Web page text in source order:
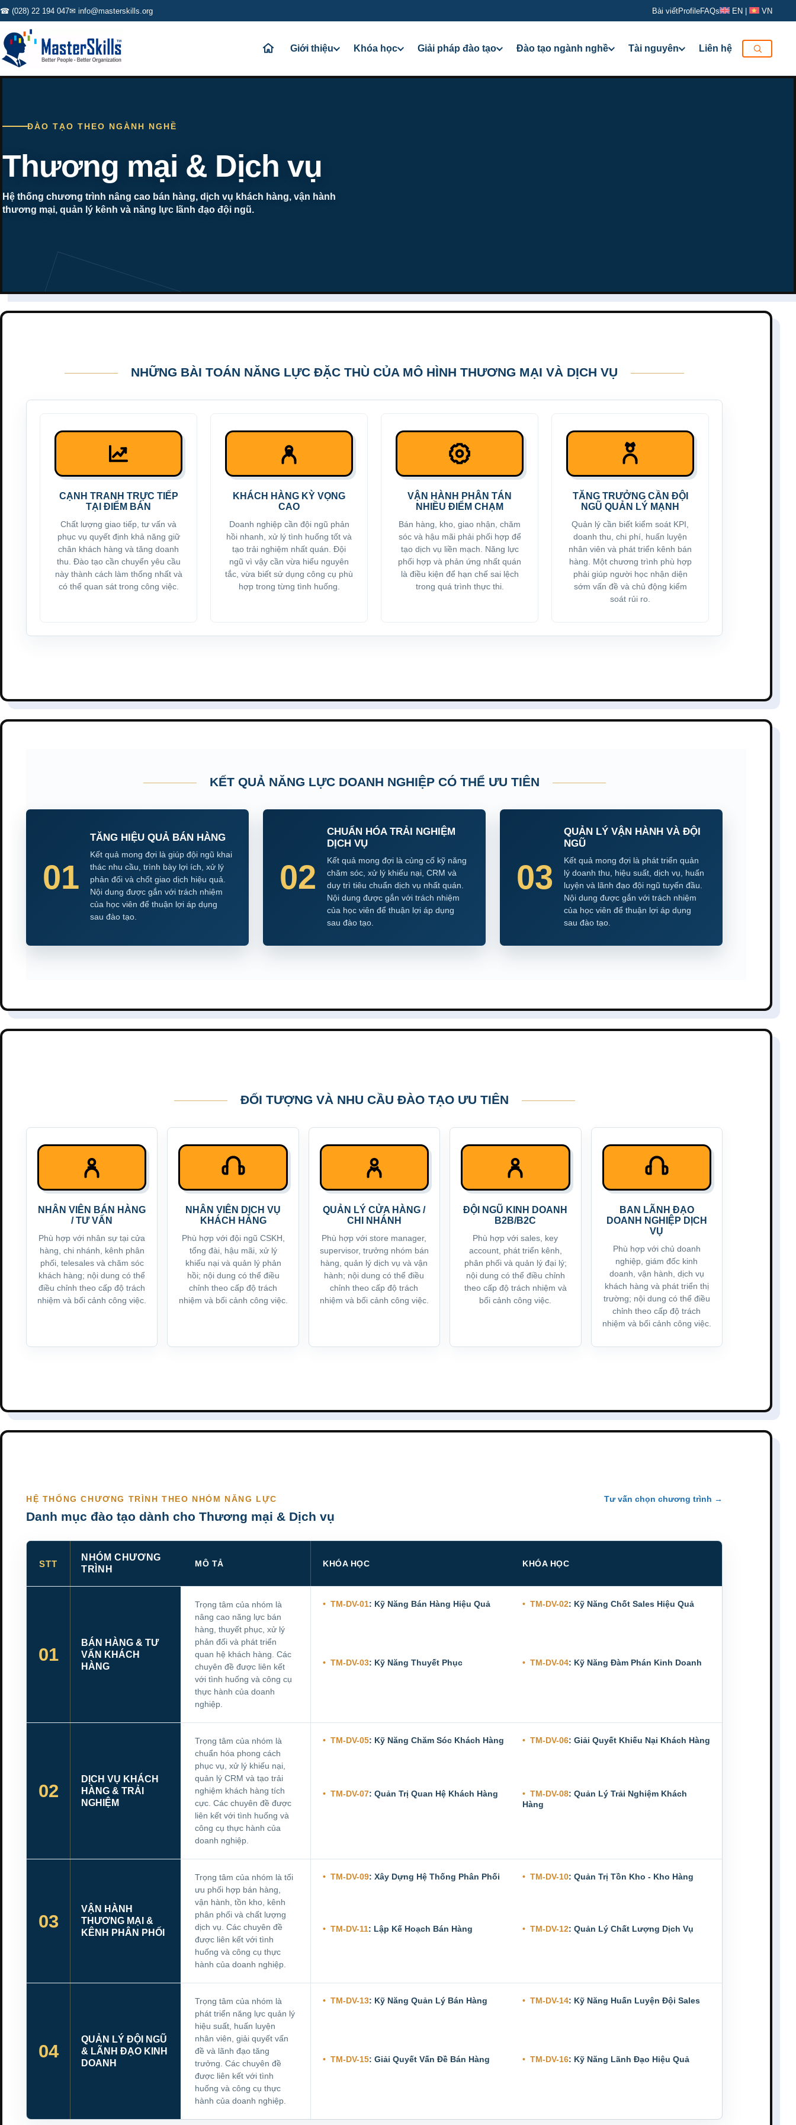
☎ (028) 22 194 047✉ info@masterskills.org Bài viếtProfileFAQs EN | VN
Giới thiệu Khóa học Giải pháp đào tạo Đào tạo ngành nghề Tài nguyên Liên hệ
ĐÀO TẠO THEO NGÀNH NGHỀ
Thương mại & Dịch vụ
Hệ thống chương trình nâng cao bán hàng, dịch vụ khách hàng, vận hành
thương mại, quản lý kênh và năng lực lãnh đạo đội ngũ.
NHỮNG BÀI TOÁN NĂNG LỰC ĐẶC THÙ CỦA MÔ HÌNH THƯƠNG MẠI VÀ DỊCH VỤ
CẠNH TRANH TRỰC TIẾP
TẠI ĐIỂM BÁN
Chất lượng giao tiếp, tư vấn và
phục vụ quyết định khả năng giữ
chân khách hàng và tăng doanh
thu. Đào tạo cần chuyển yêu cầu
này thành cách làm thống nhất và
có thể quan sát trong công việc.
KHÁCH HÀNG KỲ VỌNG
CAO
Doanh nghiệp cần đội ngũ phản
hồi nhanh, xử lý tình huống tốt và
tạo trải nghiệm nhất quán. Đội
ngũ vì vậy cần vừa hiểu nguyên
tắc, vừa biết sử dụng công cụ phù
hợp trong từng tình huống.
VẬN HÀNH PHÂN TÁN
NHIỀU ĐIỂM CHẠM
Bán hàng, kho, giao nhận, chăm
sóc và hậu mãi phải phối hợp để
tạo dịch vụ liền mạch. Năng lực
phối hợp và phản ứng nhất quán
là điều kiện để hạn chế sai lệch
trong quá trình thực thi.
TĂNG TRƯỞNG CẦN ĐỘI
NGŨ QUẢN LÝ MẠNH
Quản lý cần biết kiểm soát KPI,
doanh thu, chi phí, huấn luyện
nhân viên và phát triển kênh bán
hàng. Một chương trình phù hợp
phải giúp người học nhận diện
sớm vấn đề và chủ động kiểm
soát rủi ro.
KẾT QUẢ NĂNG LỰC DOANH NGHIỆP CÓ THỂ ƯU TIÊN
01
TĂNG HIỆU QUẢ BÁN HÀNG
Kết quả mong đợi là giúp đội ngũ khai
thác nhu cầu, trình bày lợi ích, xử lý
phản đối và chốt giao dịch hiệu quả.
Nội dung được gắn với trách nhiệm
của học viên để thuận lợi áp dụng
sau đào tạo.
02
CHUẨN HÓA TRẢI NGHIỆM
DỊCH VỤ
Kết quả mong đợi là củng cố kỹ năng
chăm sóc, xử lý khiếu nại, CRM và
duy trì tiêu chuẩn dịch vụ nhất quán.
Nội dung được gắn với trách nhiệm
của học viên để thuận lợi áp dụng
sau đào tạo.
03
QUẢN LÝ VẬN HÀNH VÀ ĐỘI
NGŨ
Kết quả mong đợi là phát triển quản
lý doanh thu, hiệu suất, dịch vụ, huấn
luyện và lãnh đạo đội ngũ tuyến đầu.
Nội dung được gắn với trách nhiệm
của học viên để thuận lợi áp dụng
sau đào tạo.
ĐỐI TƯỢNG VÀ NHU CẦU ĐÀO TẠO ƯU TIÊN
NHÂN VIÊN BÁN HÀNG
/ TƯ VẤN
Phù hợp với nhân sự tại cửa
hàng, chi nhánh, kênh phân
phối, telesales và chăm sóc
khách hàng; nội dung có thể
điều chỉnh theo cấp độ trách
nhiệm và bối cảnh công việc.
NHÂN VIÊN DỊCH VỤ
KHÁCH HÀNG
Phù hợp với đội ngũ CSKH,
tổng đài, hậu mãi, xử lý
khiếu nại và quản lý phản
hồi; nội dung có thể điều
chỉnh theo cấp độ trách
nhiệm và bối cảnh công việc.
QUẢN LÝ CỬA HÀNG /
CHI NHÁNH
Phù hợp với store manager,
supervisor, trưởng nhóm bán
hàng, quản lý dịch vụ và vận
hành; nội dung có thể điều
chỉnh theo cấp độ trách
nhiệm và bối cảnh công việc.
ĐỘI NGŨ KINH DOANH
B2B/B2C
Phù hợp với sales, key
account, phát triển kênh,
phân phối và quản lý đại lý;
nội dung có thể điều chỉnh
theo cấp độ trách nhiệm và
bối cảnh công việc.
BAN LÃNH ĐẠO
DOANH NGHIỆP DỊCH
VỤ
Phù hợp với chủ doanh
nghiệp, giám đốc kinh
doanh, vận hành, dịch vụ
khách hàng và phát triển thị
trường; nội dung có thể điều
chỉnh theo cấp độ trách
nhiệm và bối cảnh công việc.
HỆ THỐNG CHƯƠNG TRÌNH THEO NHÓM NĂNG LỰC
Danh mục đào tạo dành cho Thương mại & Dịch vụ
Tư vấn chọn chương trình →
STT
NHÓM CHƯƠNG
TRÌNH
MÔ TẢ KHÓA HỌC KHÓA HỌC
01
BÁN HÀNG & TƯ
VẤN KHÁCH
HÀNG
Trọng tâm của nhóm là
nâng cao năng lực bán
hàng, thuyết phục, xử lý
phản đối và phát triển
quan hệ khách hàng. Các
chuyên đề được liên kết
với tình huống và công cụ
thực hành của doanh
nghiệp.
TM-DV-01: Kỹ Năng Bán Hàng Hiệu Quả TM-DV-02: Kỹ Năng Chốt Sales Hiệu Quả
TM-DV-03: Kỹ Năng Thuyết Phục TM-DV-04: Kỹ Năng Đàm Phán Kinh Doanh
02
DỊCH VỤ KHÁCH
HÀNG & TRẢI
NGHIỆM
Trọng tâm của nhóm là
chuẩn hóa phong cách
phục vụ, xử lý khiếu nại,
quản lý CRM và tạo trải
nghiệm khách hàng tích
cực. Các chuyên đề được
liên kết với tình huống và
công cụ thực hành của
doanh nghiệp.
TM-DV-05: Kỹ Năng Chăm Sóc Khách Hàng TM-DV-06: Giải Quyết Khiếu Nại Khách Hàng
TM-DV-07: Quản Trị Quan Hệ Khách Hàng TM-DV-08: Quản Lý Trải Nghiệm Khách
Hàng
03
VẬN HÀNH
THƯƠNG MẠI &
KÊNH PHÂN PHỐI
Trọng tâm của nhóm là tối
ưu phối hợp bán hàng,
vận hành, tồn kho, kênh
phân phối và chất lượng
dịch vụ. Các chuyên đề
được liên kết với tình
huống và công cụ thực
hành của doanh nghiệp.
TM-DV-09: Xây Dựng Hệ Thống Phân Phối TM-DV-10: Quản Trị Tồn Kho - Kho Hàng
TM-DV-11: Lập Kế Hoạch Bán Hàng TM-DV-12: Quản Lý Chất Lượng Dịch Vụ
04
QUẢN LÝ ĐỘI NGŨ
& LÃNH ĐẠO KINH
DOANH
Trọng tâm của nhóm là
phát triển năng lực quản lý
hiệu suất, huấn luyện
nhân viên, giải quyết vấn
đề và lãnh đạo tăng
trưởng. Các chuyên đề
được liên kết với tình
huống và công cụ thực
hành của doanh nghiệp.
TM-DV-13: Kỹ Năng Quản Lý Bán Hàng TM-DV-14: Kỹ Năng Huấn Luyện Đội Sales
TM-DV-15: Giải Quyết Vấn Đề Bán Hàng TM-DV-16: Kỹ Năng Lãnh Đạo Hiệu Quả